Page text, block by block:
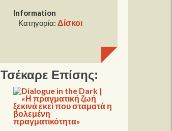
Information
Κατηγορία:Δίσκοι
Τσέκαρε Επίσης: